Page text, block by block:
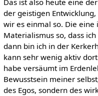
Das ist also heute eine
der geistigen
wir es einmal so. Die eine
Materialismus so, dass
dann bin ich in der
kann sehr wenig aktiv
habe versäumt im
Bewusstsein meiner
des Egos, sondern des